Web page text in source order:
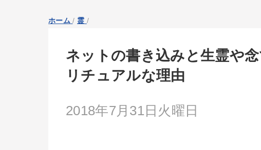
ホーム / 霊 /
ネットの書き込みと生霊や
リチュアルな理由
2018年7月31日火曜日